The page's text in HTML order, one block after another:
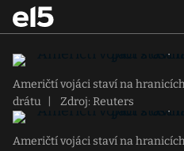
Američtí vojáci staví na
drátu
Zdroj: Reuters
Američtí vojáci staví na